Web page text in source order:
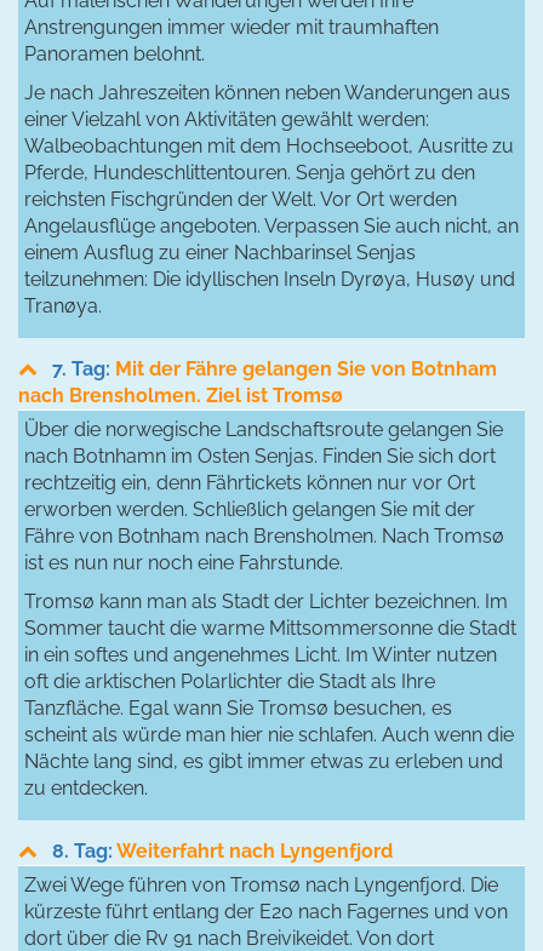
Anstrengungen immer wieder mit traumhaften
Panoramen belohnt.
Je nach Jahreszeiten können neben Wanderungen aus
einer Vielzahl von Aktivitäten gewählt werden:
Walbeobachtungen mit dem Hochseeboot, Ausritte zu
Pferde, Hundeschlittentouren. Senja gehört zu den
reichsten Fischgründen der Welt. Vor Ort werden
Angelausflüge angeboten. Verpassen Sie auch nicht, an
einem Ausflug zu einer Nachbarinsel Senjas
teilzunehmen: Die idyllischen Inseln Dyrøya, Husøy und
Tranøya.
7. Tag: Mit der Fähre gelangen Sie von Botnham
nach Brensholmen. Ziel ist Tromsø
Über die norwegische Landschaftsroute gelangen Sie
nach Botnhamn im Osten Senjas. Finden Sie sich dort
rechtzeitig ein, denn Fährtickets können nur vor Ort
erworben werden. Schließlich gelangen Sie mit der
Fähre von Botnham nach Brensholmen. Nach Tromsø
ist es nun nur noch eine Fahrstunde.
Tromsø kann man als Stadt der Lichter bezeichnen. Im
Sommer taucht die warme Mittsommersonne die Stadt
in ein softes und angenehmes Licht. Im Winter nutzen
oft die arktischen Polarlichter die Stadt als Ihre
Tanzfläche. Egal wann Sie Tromsø besuchen, es
scheint als würde man hier nie schlafen. Auch wenn die
Nächte lang sind, es gibt immer etwas zu erleben und
zu entdecken.
8. Tag: Weiterfahrt nach Lyngenfjord
Zwei Wege führen von Tromsø nach Lyngenfjord. Die
kürzeste führt entlang der E20 nach Fagernes und von
dort über die Rv 91 nach Breivikeidet. Von dort